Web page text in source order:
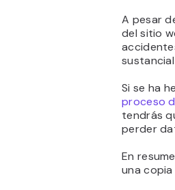
A pesar
del sitio
Si se ha
proceso
tendrás
perder
En
una